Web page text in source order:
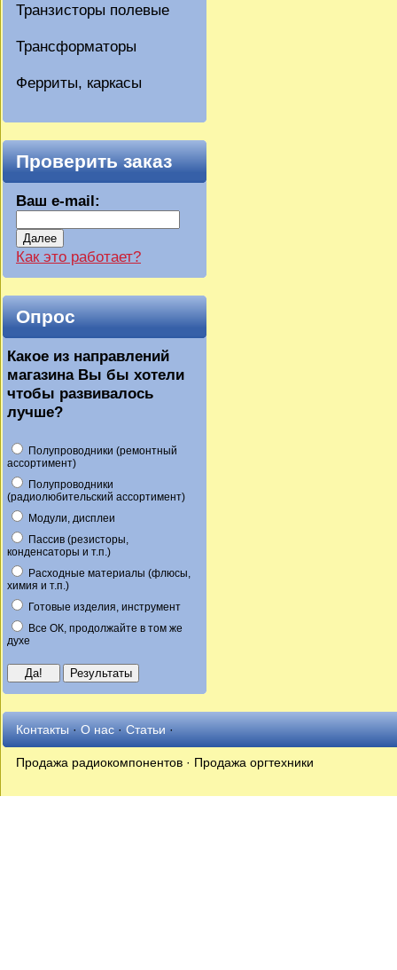
Транзисторы полевые
Трансформаторы
Ферриты, каркасы
Проверить заказ
Ваш e-mail:
Далее
Как это работает?
Опрос
Какое из направлений
магазина Вы бы хотели
чтобы развивалось
лучше?
Полупроводники (ремонтный
ассортимент)
Полупроводники
(радиолюбительский ассортимент)
Модули, дисплеи
Пассив (резисторы,
конденсаторы и т.п.)
Расходные материалы (флюсы,
химия и т.п.)
Готовые изделия, инструмент
Все ОК, продолжайте в том же
духе
Контакты·О нас·Статьи·
Продажа радиокомпонентов · Продажа оргтехники